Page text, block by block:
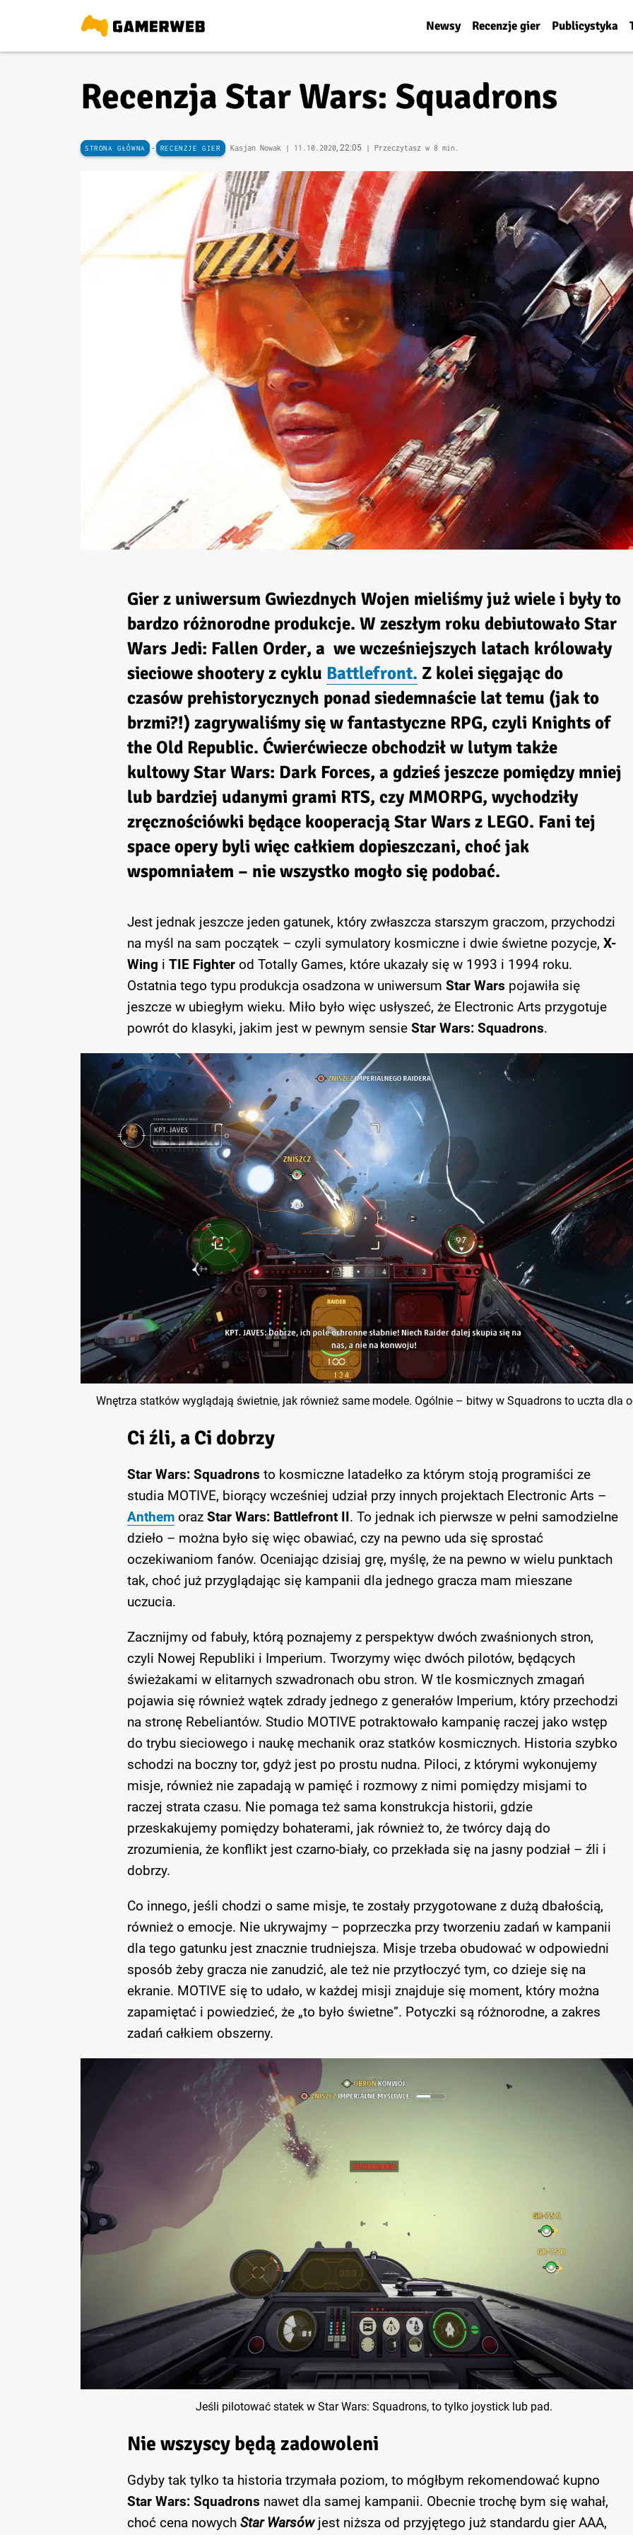
Newsy Recenzje gier Publicystyka
Recenzja Star Wars: Squadrons
STRONA GŁÓWNA - RECENZJE GIER Kasjan Nowak | 11.10.2020, 22:05 | Przeczytasz w 8 min.
Gier z uniwersum Gwiezdnych Wojen mieliśmy już wiele i były to
bardzo różnorodne produkcje. W zeszłym roku debiutowałoStar
Wars Jedi: Fallen Order, a we wcześniejszych latach królowały
sieciowe shootery z cyklu Battlefront. Z kolei sięgając do
czasów prehistorycznych ponad siedemnaście lat temu (jak to
brzmi?!) zagrywaliśmy się w fantastyczne RPG, czyli Knights of
the Old Republic. Ćwierćwiecze obchodził w lutym także
kultowyStar Wars: Dark Forces, a gdzieś jeszcze pomiędzy mniej
lub bardziej udanymi grami RTS, czy MMORPG, wychodziły
zręcznościówki będące kooperacjąStar Warsz LEGO. Fani tej
space opery byli więc całkiem dopieszczani, choć jak
wspomniałem – nie wszystko mogło się podobać.
Jest jednak jeszcze jeden gatunek, który zwłaszcza starszym graczom, przychodzi
na myśl na sam początek – czyli symulatory kosmiczne i dwie świetne pozycje, X-
Wing i TIE Fighter od Totally Games, które ukazały się w 1993 i 1994 roku.
Ostatnia tego typu produkcja osadzona w uniwersum Star Wars pojawiła się
jeszcze w ubiegłym wieku. Miło było więc usłyszeć, że Electronic Arts przygotuje
powrót do klasyki, jakim jest w pewnym sensie Star Wars: Squadrons.
Wnętrza statków wyglądają świetnie, jak również same modele. Ogólnie – bitwy w Squadrons to uczta dla
Ci źli, a Ci dobrzy
Star Wars: Squadrons to kosmiczne latadełko za którym stoją programiści ze
studia MOTIVE, biorący wcześniej udział przy innych projektach Electronic Arts –
Anthemoraz Star Wars: Battlefront II. To jednak ich pierwsze w pełni samodzielne
dzieło – można było się więc obawiać, czy na pewno uda się sprostać
oczekiwaniom fanów. Oceniając dzisiaj grę, myślę, że na pewno w wielu punktach
tak, choć już przyglądając się kampanii dla jednego gracza mam mieszane
uczucia.
Zacznijmy od fabuły, którą poznajemy z perspektyw dwóch zwaśnionych stron,
czyli Nowej Republiki i Imperium. Tworzymy więc dwóch pilotów, będących
świeżakami w elitarnych szwadronach obu stron. W tle kosmicznych zmagań
pojawia się również wątek zdrady jednego z generałów Imperium, który przechodzi
na stronę Rebeliantów. Studio MOTIVE potraktowało kampanię raczej jako wstęp
do trybu sieciowego i naukę mechanik oraz statków kosmicznych. Historia szybko
schodzi na boczny tor, gdyż jest po prostu nudna. Piloci, z którymi wykonujemy
misje, również nie zapadają w pamięć i rozmowy z nimi pomiędzy misjami to
raczej strata czasu. Nie pomaga też sama konstrukcja historii, gdzie
przeskakujemy pomiędzy bohaterami, jak również to, że twórcy dają do
zrozumienia, że konflikt jest czarno-biały, co przekłada się na jasny podział – źli i
dobrzy.
Co innego, jeśli chodzi o same misje, te zostały przygotowane z dużą dbałością,
również o emocje. Nie ukrywajmy – poprzeczka przy tworzeniu zadań w kampanii
dla tego gatunku jest znacznie trudniejsza. Misje trzeba obudować w odpowiedni
sposób żeby gracza nie zanudzić, ale też nie przytłoczyć tym, co dzieje się na
ekranie. MOTIVE się to udało, w każdej misji znajduje się moment, który można
zapamiętać i powiedzieć, że „to było świetne”. Potyczki są różnorodne, a zakres
zadań całkiem obszerny.
Jeśli pilotować statek w Star Wars: Squadrons, to tylko joystick lub pad.
Nie wszyscy będą zadowoleni
Gdyby tak tylko ta historia trzymała poziom, to mógłbym rekomendować kupno
Star Wars: Squadrons nawet dla samej kampanii. Obecnie trochę bym się wahał,
choć cena nowych Star Warsówjest niższa od przyjętego już standardu gier AAA,